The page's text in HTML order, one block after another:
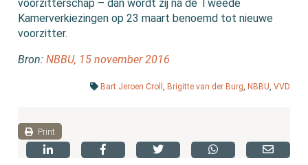
voorzitterschap – dan wordt zij na de Tweede
Kamerverkiezingen op 23 maart benoemd tot nieuwe
voorzitter.
Bron:NBBU, 15 november 2016
Bart Jeroen Croll , Brigitte van der Burg, NBBU, VVD
Print